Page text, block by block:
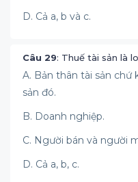
D. Cả a, b và c.
Câu 29: Thuế tài sản là
A. Bản thân tài sản chứ
sản đó.
B. Doanh nghiệp.
C. Người bán và người
D. Cả a, b, c.